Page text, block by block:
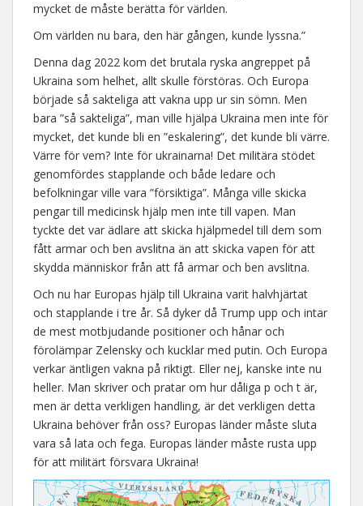
mycket de måste berätta för världen.
Om världen nu bara, den här gången, kunde lyssna.”
Denna dag 2022 kom det brutala ryska angreppet på
Ukraina som helhet, allt skulle förstöras. Och Europa
började så sakteliga att vakna upp ur sin sömn. Men
bara ”så sakteliga”, man ville hjälpa Ukraina men inte för
mycket, det kunde bli en ”eskalering”, det kunde bli värre.
Värre för vem? Inte för ukrainarna! Det militära stödet
genomfördes stapplande och både ledare och
befolkningar ville vara ”försiktiga”. Många ville skicka
pengar till medicinsk hjälp men inte till vapen. Man
tyckte det var ädlare att skicka hjälpmedel till dem som
fått armar och ben avslitna än att skicka vapen för att
skydda människor från att få armar och ben avslitna.
Och nu har Europas hjälp till Ukraina varit halvhjärtat
och stapplande i tre år. Så dyker då Trump upp och intar
de mest motbjudande positioner och hånar och
förolämpar Zelensky och kucklar med putin. Och Europa
verkar äntligen vakna på riktigt. Eller nej, kanske inte nu
heller. Man skriver och pratar om hur dåliga p och t är,
men är detta verkligen handling, är det verkligen detta
Ukraina behöver från oss? Europas länder måste sluta
vara så lata och fega. Europas länder måste rusta upp
för att militärt försvara Ukraina!